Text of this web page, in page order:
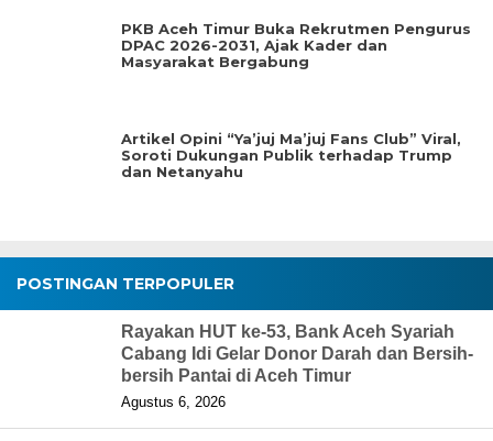
PKB Aceh Timur Buka Rekrutmen Pengurus
DPAC 2026-2031, Ajak Kader dan
Masyarakat Bergabung
Artikel Opini “Ya’juj Ma’juj Fans Club” Viral,
Soroti Dukungan Publik terhadap Trump
dan Netanyahu
POSTINGAN TERPOPULER
Rayakan HUT ke-53, Bank Aceh Syariah
Cabang Idi Gelar Donor Darah dan Bersih-
bersih Pantai di Aceh Timur
Agustus 6, 2026